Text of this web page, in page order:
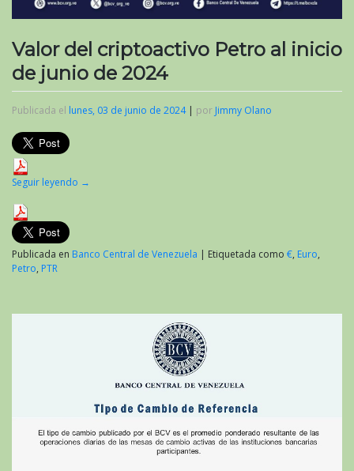
Valor del criptoactivo Petro al inicio
de junio de 2024
Publicada el lunes, 03 de junio de 2024| por Jimmy Olano
Seguir leyendo →
Publicada en Banco Central de Venezuela | Etiquetada como €, Euro,
Petro, PTR